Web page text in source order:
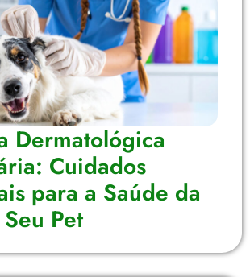
Dermatológica
Cuidados
para a Saúde da
Pet